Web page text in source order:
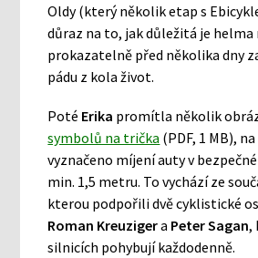
Oldy (který několik etap s
důraz na to, jak důležitá je helma
prokazatelně před několika dny
pádu z kola život.
Poté Erika promítla několik
symbolů na trička (PDF, 1 MB),
vyznačeno míjení auty v
min. 1,5 metru. To vychází ze
kterou podpořili dvě cyklistické
Roman Kreuzigera Peter Sagan,
silnicích pohybují každodenně.